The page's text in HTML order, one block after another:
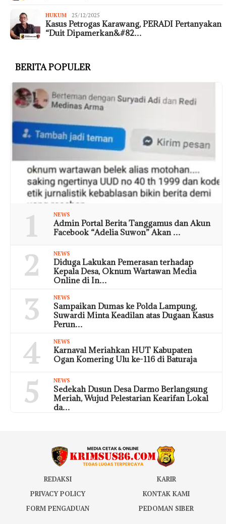
HUKUM 25/12/2025
Kasus Petrogas Karawang, PERADI Pertanyakan
“Duit Dipamerkan&#82…
BERITA POPULER
1 NEWS
Admin Portal Berita Tanggamus dan Akun
Facebook “Adelia Suwon” Akan …
2 NEWS
Diduga Lakukan Pemerasan terhadap
Kepala Desa, Oknum Wartawan Media
Online di In…
3 NEWS
Sampaikan Dumas ke Polda Lampung,
Suwardi Minta Keadilan atas Dugaan Kasus
Perun…
4 NEWS
Karnaval Meriahkan HUT Kabupaten
Ogan Komering Ulu ke-116 di Baturaja
5 NEWS
Sedekah Dusun Desa Darmo Berlangsung
Meriah, Wujud Pelestarian Kearifan Lokal
da…
REDAKSI
KARIR
PRIVACY POLICY
KONTAK KAMI
FORM PENGADUAN
PEDOMAN SIBER